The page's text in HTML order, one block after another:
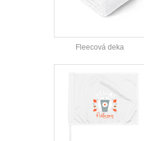
Fleecová deka